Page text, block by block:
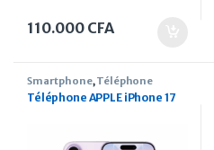
110.000 CFA
Smartphone,Téléphone
Téléphone APPLE iPhone 17